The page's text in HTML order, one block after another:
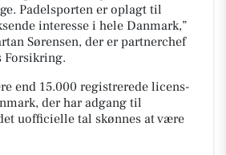
Padelsporten er oplagt til
interesse i hele Danmark,”
Sørensen, der er partnerchef
Forsikring.
end 15.000 registrerede licens-
der har adgang til
uofficielle tal skønnes at være